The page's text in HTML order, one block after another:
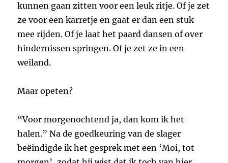
kunnen gaan zitten voor een leuk ritje. Of je zet
ze voor een karretje en gaat er dan een stuk
mee rijden. Of je laat het paard dansen of over
hindernissen springen. Of je zet ze in een
weiland.
Maar opeten?
“Voor morgenochtend ja, dan kom ik het
halen.” Na de goedkeuring van de slager
beëindigde ik het gesprek met een ‘Moi, tot